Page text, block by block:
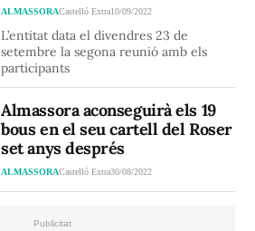
ALMASSORACastelló Extra10/09/2022
L’entitat data el divendres 23 de
setembre la segona reunió amb els
participants
Almassora aconseguirà els 19
bous en el seu cartell del Roser
set anys després
ALMASSORACastelló Extra30/08/2022